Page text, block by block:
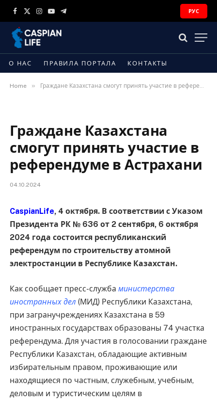
Facebook
X
Instagram
YouTubeTelegram
РУС
О НАС ПРАВИЛА ПОРТАЛА КОНТАКТЫ
Home » Граждане Казахстана смогут принять участие в референдуме в Астрахани
Граждане Казахстана
смогут принять участие в
референдуме в Астрахани
04.10.2024
CaspianLife, 4 октября. В соответствии с Указом
Президента РК № 636 от 2 сентября, 6 октября
2024 года состоится республиканский
референдум по строительству атомной
электростанции в Республике Казахстан.
Как сообщает пресс-служба министерства
иностранных дел (МИД) Республики Казахстана,
при загранучреждениях Казахстана в 59
иностранных государствах образованы 74 участка
референдума. Для участия в голосовании граждане
Республики Казахстан, обладающие активным
избирательным правом, проживающие или
находящиеся по частным, служебным, учебным,
деловым и туристическим целям в